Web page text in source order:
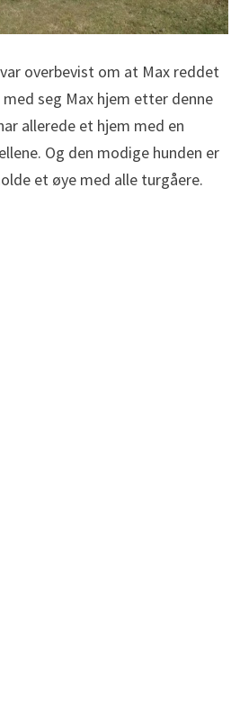
overbevist om at Max reddet
seg Max hjem etter denne
allerede et hjem med en
Og den modige hunden er
et øye med alle turgåere.